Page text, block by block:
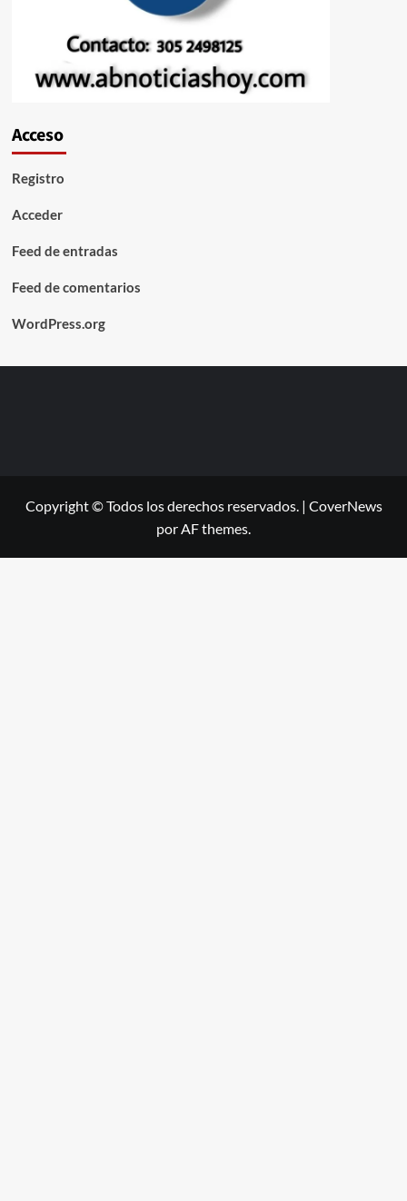
Acceso
Registro
Acceder
Feed de entradas
Feed de comentarios
WordPress.org
Copyright © Todos los derechos reservados. | CoverNews
por AF themes.